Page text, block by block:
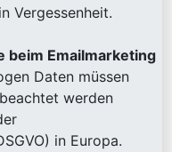
Vergessenheit.
beim Emailmarketing
Daten müssen
werden
in Europa.